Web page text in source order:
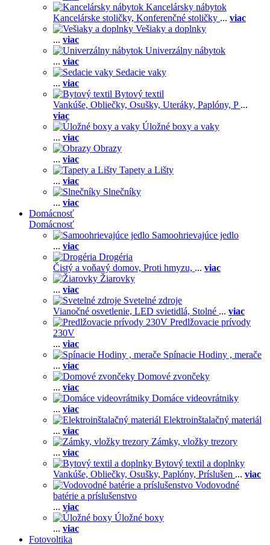
Kancelársky nábytok
Kancelárske stoličky, Konferenčné stoličky ... viac
Vešiaky a doplnky
... viac
Univerzálny nábytok
... viac
Sedacie vaky
... viac
Bytový textil
Vankúše, Obliečky, Osušky, Uteráky, Paplóny, P ...
viac
Úložné boxy a vaky
... viac
Obrazy
... viac
Tapety a Lišty
... viac
Slnečníky
... viac
Domácnosť
Domácnosť
Samoohrievajúce jedlo
... viac
Drogéria
Čistý a voňavý domov, Proti hmyzu, ... viac
Žiarovky
... viac
Svetelné zdroje
Vianočné osvetlenie, LED svietidlá, Stolné ... viac
Predlžovacie prívody
230V
... viac
Spínacie Hodiny , merače
... viac
Domové zvončeky
... viac
Domáce videovrátniky
... viac
Elektroinštalačný materiál
... viac
Zámky, vložky trezory
... viac
Bytový textil a doplnky
Vankúše, Obliečky, Osušky, Paplóny, Príslušen ... viac
Vodovodné
batérie a príslušenstvo
... viac
Úložné boxy
... viac
Fotovoltika